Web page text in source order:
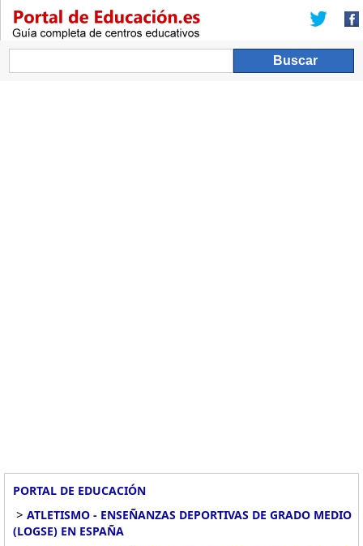
PORTAL DE EDUCACIÓN
> ATLETISMO - ENSEÑANZAS DEPORTIVAS DE GRADO MEDIO
(LOGSE) EN ESPAÑA